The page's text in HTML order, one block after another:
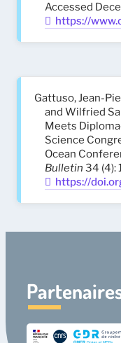
Accessed
https://
Gattuso, Jean-
and Wilfried
Meets
Science
Ocean
Bulletin 34 (4):
https://